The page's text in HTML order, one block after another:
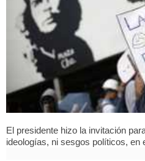
El presidente hizo la invitación
ideologías, ni sesgos políticos, en